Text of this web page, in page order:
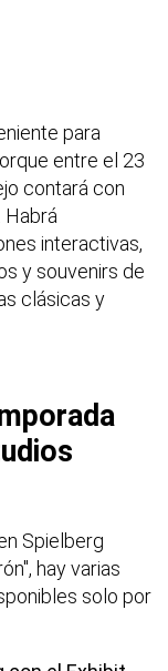
para
entre el 23
contará con
interactivas,
y souvenirs de
clásicas y
Spielberg
hay varias
solo por